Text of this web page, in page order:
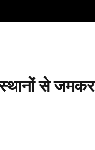
स्थानों से जमकर